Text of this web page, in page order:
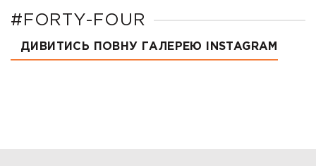
#FORTY-FOUR
ДИВИТИСЬ ПОВНУ ГАЛЕРЕЮ INSTAGRAM